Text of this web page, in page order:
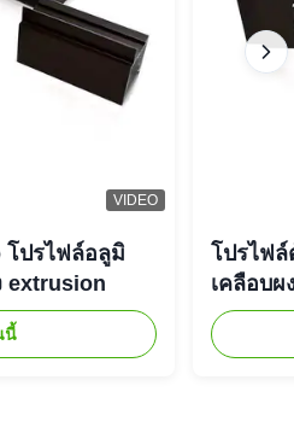
VIDEO
โปรไฟล์อลูมิ
extrusion
นี้
โปรไฟ
เคลือบผ